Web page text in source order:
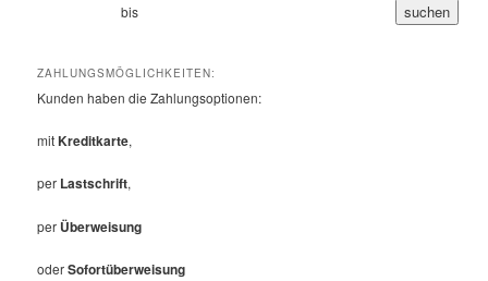
bis
ZAHLUNGSMÖGLICHKEITEN:
Kunden haben die Zahlungsoptionen:
mitKreditkarte,
per Lastschrift,
per Überweisung
oderSofortüberweisung